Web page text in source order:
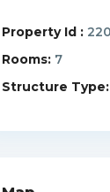
Property Id :
Rooms: 7
Structure Type: